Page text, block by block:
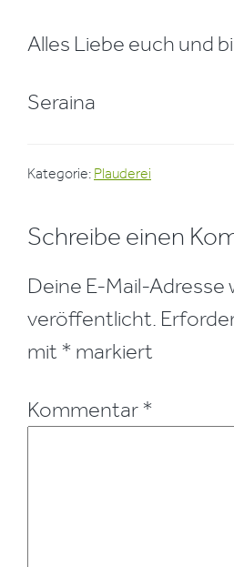
Alles Liebe euch und
Seraina
Kategorie: Plauderei
Leser-
Schreibe einen
Deine E-Mail-Adresse
veröffentlicht.
mit * markiert
Kommentar *